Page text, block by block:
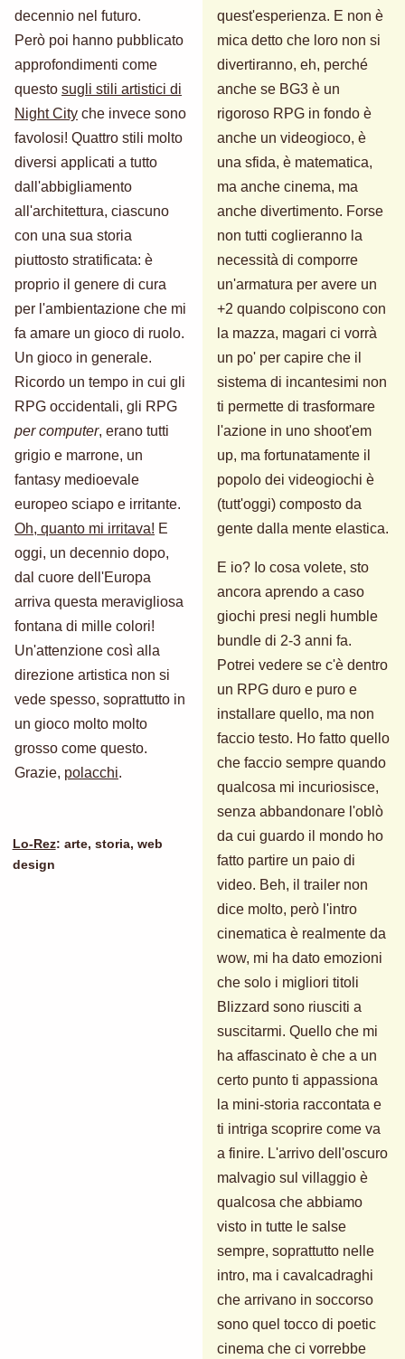
decennio nel futuro.
Però poi hanno pubblicato
approfondimenti come
questo sugli stili artistici di
Night City che invece sono
favolosi! Quattro stili molto
diversi applicati a tutto
dall'abbigliamento
all'architettura, ciascuno
con una sua storia
piuttosto stratificata: è
proprio il genere di cura
per l'ambientazione che mi
fa amare un gioco di ruolo.
Un gioco in generale.
Ricordo un tempo in cui gli
RPG occidentali, gli RPG
per computer, erano tutti
grigio e marrone, un
fantasy medioevale
europeo sciapo e irritante.
Oh, quanto mi irritava! E
oggi, un decennio dopo,
dal cuore dell'Europa
arriva questa meravigliosa
fontana di mille colori!
Un'attenzione così alla
direzione artistica non si
vede spesso, soprattutto in
un gioco molto molto
grosso come questo.
Grazie, polacchi.
Lo-Rez: arte, storia, web
design
quest'esperienza. E non è
mica detto che loro non si
divertiranno, eh, perché
anche se BG3 è un
rigoroso RPG in fondo è
anche un videogioco, è
una sfida, è matematica,
ma anche cinema, ma
anche divertimento. Forse
non tutti coglieranno la
necessità di comporre
un'armatura per avere un
+2 quando colpiscono con
la mazza, magari ci vorrà
un po' per capire che il
sistema di incantesimi non
ti permette di trasformare
l'azione in uno shoot'em
up, ma fortunatamente il
popolo dei videogiochi è
(tutt'oggi) composto da
gente dalla mente elastica.
E io? Io cosa volete, sto
ancora aprendo a caso
giochi presi negli humble
bundle di 2-3 anni fa.
Potrei vedere se c'è dentro
un RPG duro e puro e
installare quello, ma non
faccio testo. Ho fatto quello
che faccio sempre quando
qualcosa mi incuriosisce,
senza abbandonare l'oblò
da cui guardo il mondo ho
fatto partire un paio di
video. Beh, il trailer non
dice molto, però l'intro
cinematica è realmente da
wow, mi ha dato emozioni
che solo i migliori titoli
Blizzard sono riusciti a
suscitarmi. Quello che mi
ha affascinato è che a un
certo punto ti appassiona
la mini-storia raccontata e
ti intriga scoprire come va
a finire. L'arrivo dell'oscuro
malvagio sul villaggio è
qualcosa che abbiamo
visto in tutte le salse
sempre, soprattutto nelle
intro, ma i cavalcadraghi
che arrivano in soccorso
sono quel tocco di poetic
cinema che ci vorrebbe